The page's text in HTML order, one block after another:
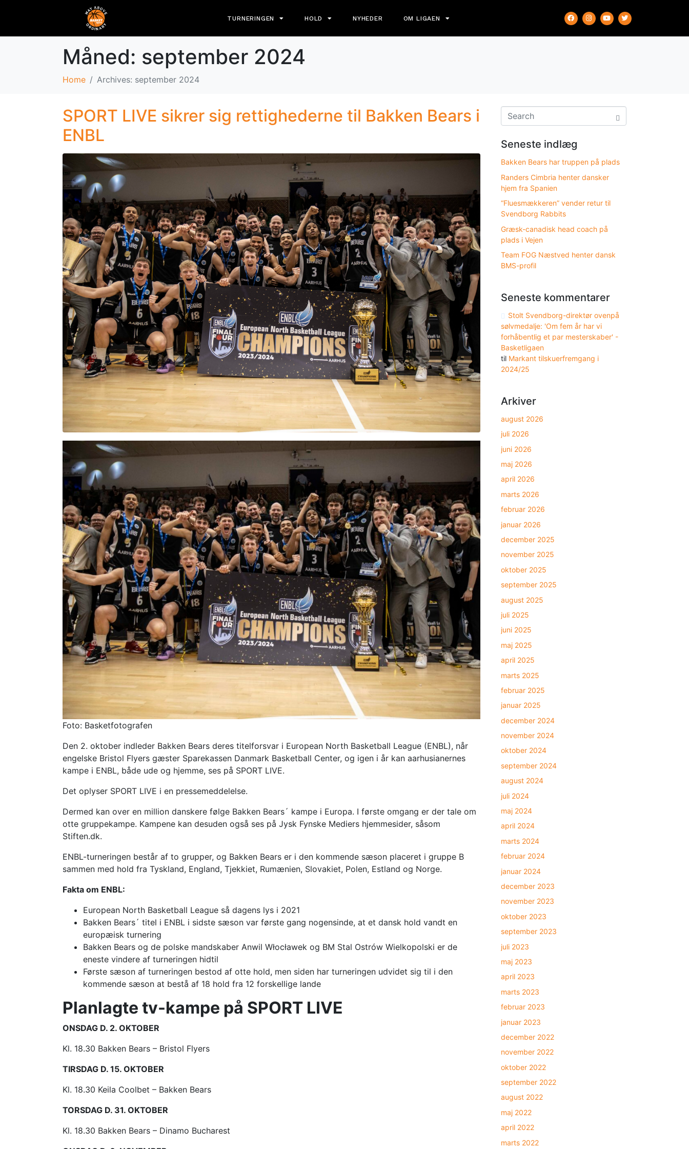
TURNERINGEN HOLD NYHEDER OM LIGAEN
Måned: september 2024
Home Archives: september 2024
SPORT LIVE sikrer sig rettighederne til Bakken Bears i
ENBL
Foto: Basketfotografen
Den 2. oktober indleder Bakken Bears deres titelforsvar i European North Basketball League (ENBL), når
engelske Bristol Flyers gæster Sparekassen Danmark Basketball Center, og igen i år kan aarhusianernes
kampe i ENBL, både ude og hjemme, ses på SPORT LIVE.
Det oplyser SPORT LIVE i en pressemeddelelse.
Dermed kan over en million danskere følge Bakken Bears´ kampe i Europa. I første omgang er der tale om
otte gruppekampe. Kampene kan desuden også ses på Jysk Fynske Mediers hjemmesider, såsom
Stiften.dk.
ENBL-turneringen består af to grupper, og Bakken Bears er i den kommende sæson placeret i gruppe B
sammen med hold fra Tyskland, England, Tjekkiet, Rumænien, Slovakiet, Polen, Estland og Norge.
Fakta om ENBL:
European North Basketball League så dagens lys i 2021
Bakken Bears´ titel i ENBL i sidste sæson var første gang nogensinde, at et dansk hold vandt en
europæisk turnering
Bakken Bears og de polske mandskaber Anwil Włocławek og BM Stal Ostrów Wielkopolski er de
eneste vindere af turneringen hidtil
Første sæson af turneringen bestod af otte hold, men siden har turneringen udvidet sig til i den
kommende sæson at bestå af 18 hold fra 12 forskellige lande
Planlagte tv-kampe på SPORT LIVE
ONSDAG D. 2. OKTOBER
Kl. 18.30 Bakken Bears – Bristol Flyers
TIRSDAG D. 15. OKTOBER
Kl. 18.30 Keila Coolbet – Bakken Bears
TORSDAG D. 31. OKTOBER
Kl. 18.30 Bakken Bears – Dinamo Bucharest
Seneste indlæg
Bakken Bears har truppen på plads
Randers Cimbria henter dansker
hjem fra Spanien
“Fluesmækkeren” vender retur til
Svendborg Rabbits
Græsk-canadisk head coach på
plads i Vejen
Team FOG Næstved henter dansk
BMS-profil
Seneste kommentarer
Stolt Svendborg-direktør ovenpå
sølvmedalje: 'Om fem år har vi
forhåbentlig et par mesterskaber' -
Basketligaen
til Markant tilskuerfremgang i
2024/25
Arkiver
august 2026
juli 2026
juni 2026
maj 2026
april 2026
marts 2026
februar 2026
januar 2026
december 2025
november 2025
oktober 2025
september 2025
august 2025
juli 2025
juni 2025
maj 2025
april 2025
marts 2025
februar 2025
januar 2025
december 2024
november 2024
oktober 2024
september 2024
august 2024
juli 2024
maj 2024
april 2024
marts 2024
februar 2024
januar 2024
december 2023
november 2023
oktober 2023
september 2023
juli 2023
maj 2023
april 2023
marts 2023
februar 2023
januar 2023
december 2022
november 2022
oktober 2022
september 2022
august 2022
maj 2022
april 2022
marts 2022